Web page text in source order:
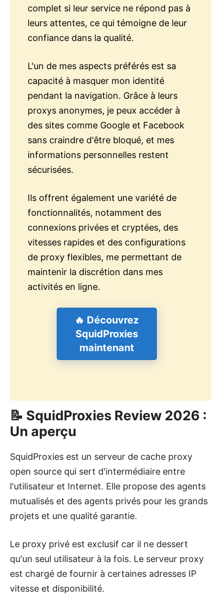
complet si leur service ne répond pas à
leurs attentes, ce qui témoigne de leur
confiance dans la qualité.
L'un de mes aspects préférés est sa
capacité à masquer mon identité
pendant la navigation. Grâce à leurs
proxys anonymes, je peux accéder à
des sites comme Google et Facebook
sans craindre d'être bloqué, et mes
informations personnelles restent
sécurisées.
Ils offrent également une variété de
fonctionnalités, notamment des
connexions privées et cryptées, des
vitesses rapides et des configurations
de proxy flexibles, me permettant de
maintenir la discrétion dans mes
activités en ligne.
🔥 Découvrez
SquidProxies
maintenant
📝 SquidProxies Review 2026 :
Un aperçu
SquidProxies est un serveur de cache proxy
open source qui sert d'intermédiaire entre
l'utilisateur et Internet. Elle propose des agents
mutualisés et des agents privés pour les grands
projets et une qualité garantie.
Le proxy privé est exclusif car il ne dessert
qu'un seul utilisateur à la fois. Le serveur proxy
est chargé de fournir à certaines adresses IP
vitesse et disponibilité.